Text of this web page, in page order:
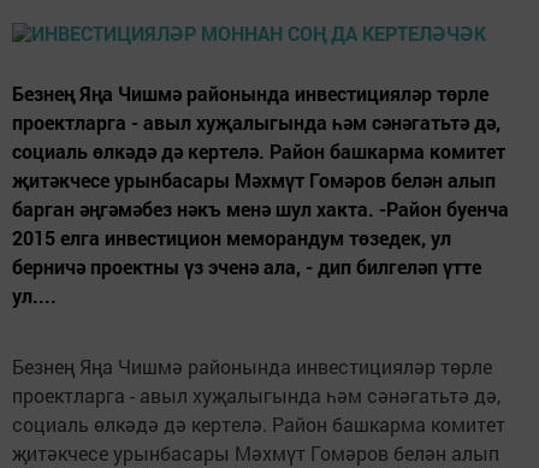
Безнең Яңа Чишмә районында инвестицияләр төрле
проектларга - авыл хуҗалыгында һәм сәнәгатьтә дә,
социаль өлкәдә дә кертелә. Район башкарма комитет
җитәкчесе урынбасары Мәхмүт Гомәров белән алып
барган әңгәмәбез нәкъ менә шул хакта. -Район буенча
2015 елга инвестицион меморандум төзедек, ул
берничә проектны үз эченә ала, - дип билгеләп үтте
ул....
Безнең Яңа Чишмә районында инвестицияләр төрле
проектларга - авыл хуҗалыгында һәм сәнәгатьтә дә,
социаль өлкәдә дә кертелә. Район башкарма комитет
җитәкчесе урынбасары Мәхмүт Гомәров белән алып